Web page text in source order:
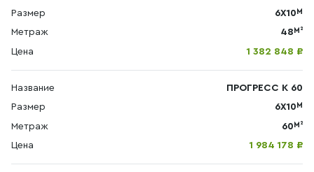
Размер
6Х10М
Метраж 48М²
Цена 1 382 848 ₽
Название
ПРОГРЕСС К 60
Размер
6Х10 М
Метраж 60М²
Цена 1 984 178 ₽